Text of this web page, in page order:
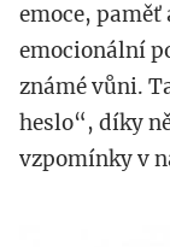
emoce, paměť
emocionální
známé vůni.
heslo“, díky
vzpomínky v